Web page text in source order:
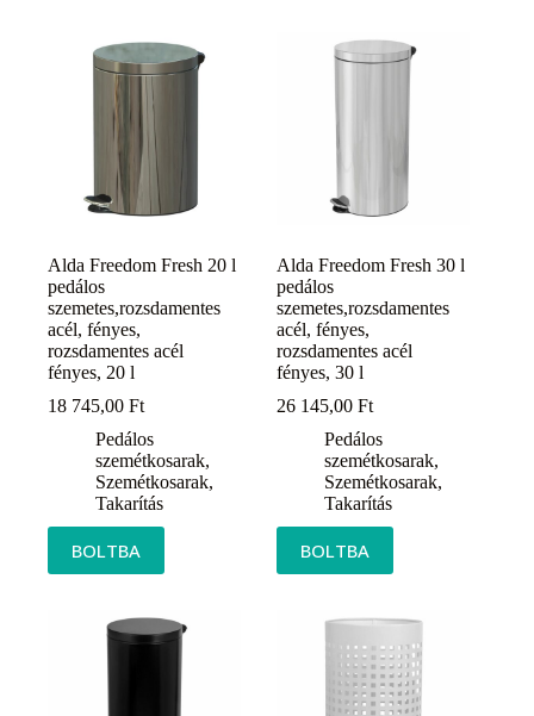
Alda Freedom Fresh 20 l
pedálos
szemetes,rozsdamentes
acél, fényes,
rozsdamentes acél
fényes, 20 l
18 745,00 Ft
Pedálos
szemétkosarak,
Szemétkosarak,
Takarítás
BOLTBA
Alda Freedom Fresh 30 l
pedálos
szemetes,rozsdamentes
acél, fényes,
rozsdamentes acél
fényes, 30 l
26 145,00Ft
Pedálos
szemétkosarak,
Szemétkosarak,
Takarítás
BOLTBA